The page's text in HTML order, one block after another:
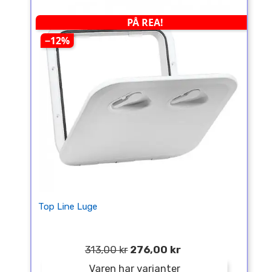
PÅ REA!
−12%
Top Line Luge
313,00 kr 276,00 kr
Varen har varianter